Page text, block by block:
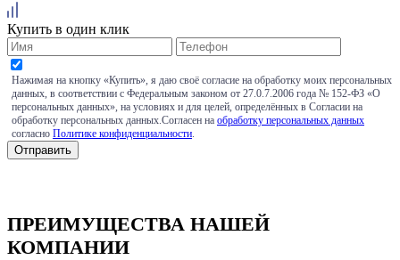
Купить в один клик
Нажимая на кнопку «Купить», я даю своё согласие на обработку моих персональных
данных, в соответствии с Федеральным законом от 27.0.7.2006 года № 152-ФЗ «О
персональных данных», на условиях и для целей, определённых в Согласии на
обработку персональных данных.Согласен на обработку персональных данных
согласно Политике конфиденциальности
ПРЕИМУЩЕСТВА НАШЕЙ
КОМПАНИИ